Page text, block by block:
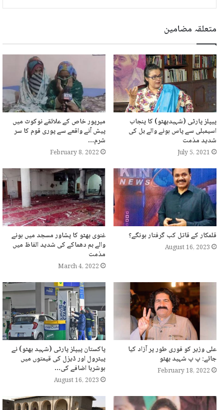
متعلقہ مضامین
پیپلز پارٹی (شہیدبھٹو) کا پنجاب
اسیمبلی سے پاس ہونے والے بل کی
شدید مذمت
July 5, 2021
میرپور خاص کے علائقے نوکوٹ میں
پیش آنے واقعے سے پوری قوم کا سر
شرم…
February 8, 2022
قلمکار کے قاتل کب گرفتار ہونگے؟
August 16, 2023
غنوی بھٹو کا پشاور مسجد میں ہونے
والے بم دھماکے کی شدید الفاظ میں
مذمت
March 4, 2022
علی وزیر کو فوری طور پر آزاد کیا
جائے: پ پ شہید بھٹو
February 18, 2022
پاکستان پیپلز پارٹی (شہید بھٹو) نے
پیٹرول اور ڈیزل کی قیمتوں میں
ہوشربا اضافے کی…
August 16, 2023